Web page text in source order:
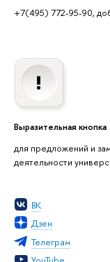
+7(495) 772-95-90,
Выразительная кнопка
для предложений и
деятельности
ВК
Дзен
Телеграм